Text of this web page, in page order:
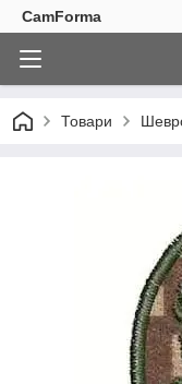
CamForma
Товари